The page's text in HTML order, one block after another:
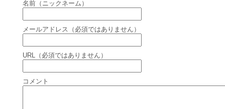
名前（ニックネーム）
メールアドレス（必須ではありません）
URL（必須ではありません）
コメント